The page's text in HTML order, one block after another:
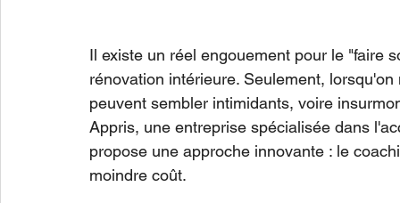
Il existe un réel engouement pour le "faire
rénovation intérieure. Seulement,
peuvent sembler intimidants, voire
Appris, une entreprise spécialisée dans
propose une approche innovante : le
moindre coût.